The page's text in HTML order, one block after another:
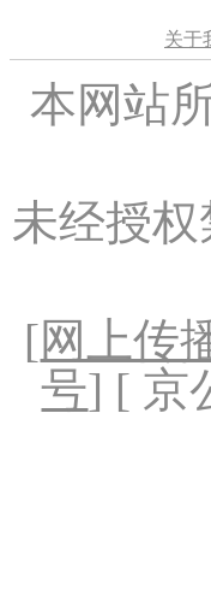
关于
本网站
未经授
[网上传
号] [ 京